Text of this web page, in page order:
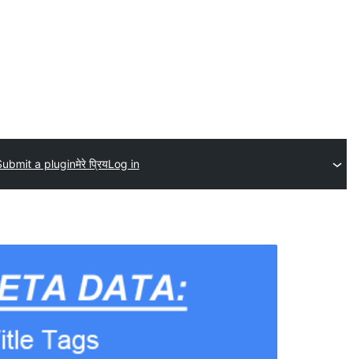
a pluginमेरे प्रियLog in